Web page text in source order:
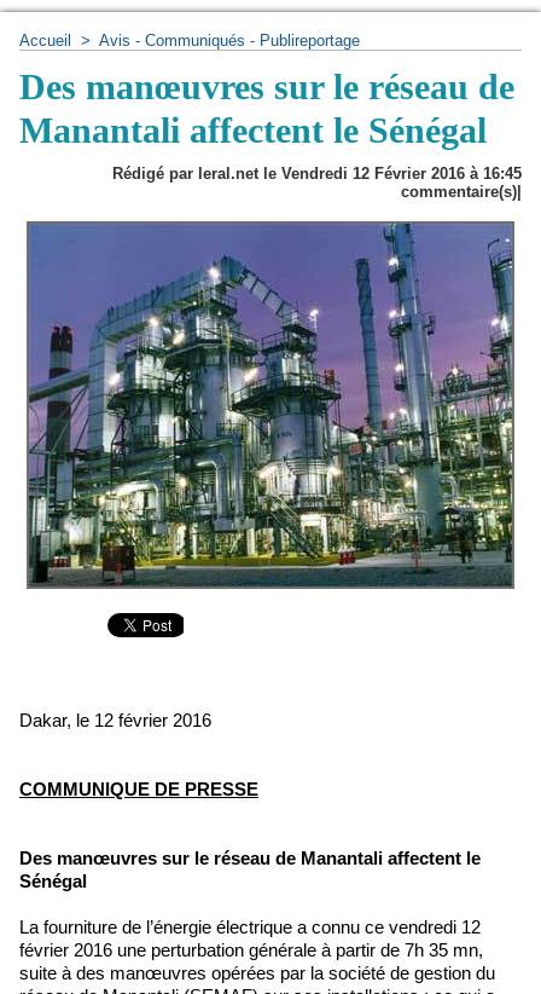
Accueil > Avis - Communiqués - Publireportage
Des manœuvres sur le réseau de
Manantali affectent le Sénégal
Rédigé par leral.net le Vendredi 12 Février 2016 à 16:45
commentaire(s)|
Dakar, le 12 février 2016
COMMUNIQUE DE PRESSE
Des manœuvres sur le réseau de Manantali affectent le
Sénégal
La fourniture de l’énergie électrique a connu ce vendredi 12
février 2016 une perturbation générale à partir de 7h 35 mn,
suite à des manœuvres opérées par la société de gestion du